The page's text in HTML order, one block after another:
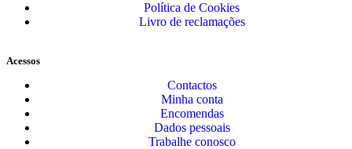
Política de Cookies
Livro de reclamações
Acessos
Contactos
Minha conta
Encomendas
Dados pessoais
Trabalhe conosco